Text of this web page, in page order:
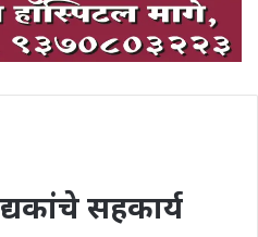
सहकार्य